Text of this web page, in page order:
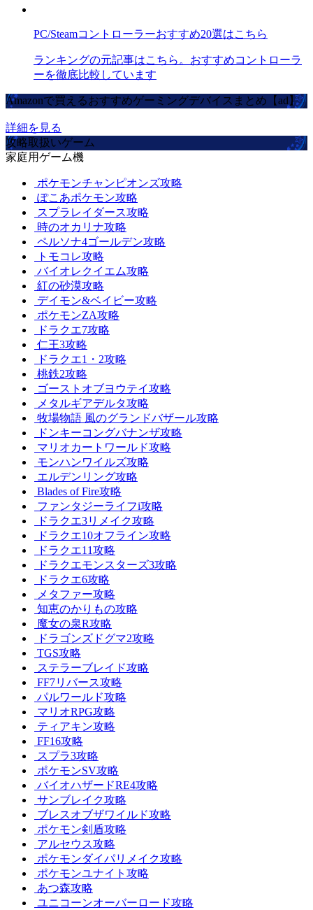
PC/Steamコントローラーおすすめ20選はこちら
ランキングの元記事はこちら。おすすめコントローラ
ーを徹底比較しています
Amazonで買えるおすすめゲーミングデバイスまとめ【ad】
詳細を見る
攻略取扱いゲーム
家庭用ゲーム機
ポケモンチャンピオンズ攻略
ぽこあポケモン攻略
スプラレイダース攻略
時のオカリナ攻略
ペルソナ4ゴールデン攻略
トモコレ攻略
バイオレクイエム攻略
紅の砂漠攻略
デイモン&ベイビー攻略
ポケモンZA攻略
ドラクエ7攻略
仁王3攻略
ドラクエ1・2攻略
桃鉄2攻略
ゴーストオブヨウテイ攻略
メタルギアデルタ攻略
牧場物語 風のグランドバザール攻略
ドンキーコングバナンザ攻略
マリオカートワールド攻略
モンハンワイルズ攻略
エルデンリング攻略
Blades of Fire攻略
ファンタジーライフi攻略
ドラクエ3リメイク攻略
ドラクエ10オフライン攻略
ドラクエ11攻略
ドラクエモンスターズ3攻略
ドラクエ6攻略
メタファー攻略
知恵のかりもの攻略
魔女の泉R攻略
ドラゴンズドグマ2攻略
TGS攻略
ステラーブレイド攻略
FF7リバース攻略
パルワールド攻略
マリオRPG攻略
ティアキン攻略
FF16攻略
スプラ3攻略
ポケモンSV攻略
バイオハザードRE4攻略
サンブレイク攻略
ブレスオブザワイルド攻略
ポケモン剣盾攻略
アルセウス攻略
ポケモンダイパリメイク攻略
ポケモンユナイト攻略
あつ森攻略
ユニコーンオーバーロード攻略